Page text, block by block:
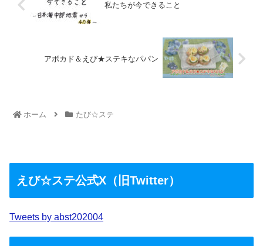
私たちが今できること
アボカド＆えび★ステキなパパン
ホーム たび☆ステ
えび☆ステ公式X（旧Twitter）
Tweets by abst202004